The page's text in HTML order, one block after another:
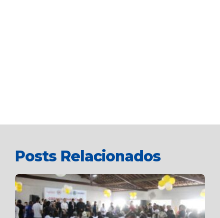
Posts Relacionados